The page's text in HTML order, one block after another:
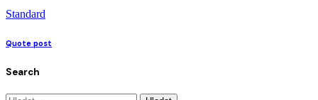
Standard
Quote post
Search